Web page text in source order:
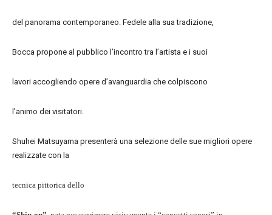
del panorama contemporaneo. Fedele alla sua tradizione,
Bocca propone al pubblico l’incontro tra l’artista e i suoi
lavori accogliendo opere d’avanguardia che colpiscono
l’animo dei visitatori.
Shuhei Matsuyama presenterà una selezione delle sue migliori opere
realizzate con la
tecnica pittorica dello